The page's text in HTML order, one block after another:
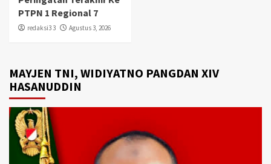
PTPN 1 Regional 7
redaksi3 3 Agustus 3, 2026
MAYJEN TNI, WIDIYATNO PANGDAN XIV
HASANUDDIN